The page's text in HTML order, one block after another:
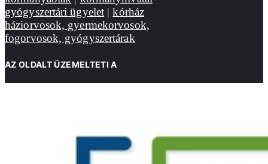
gyógyszertári ügyelet |kórház
háziorvosok, gyermekorvosok,
fogorvosok, gyógyszertárak
AZ OLDALT ÜZEMELTETI A